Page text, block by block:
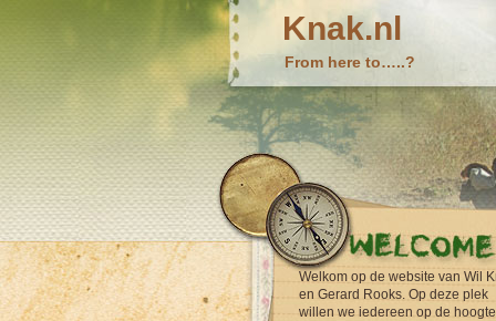
Knak.nl
From here to…..?
Welkom op de website van Wil
en Gerard Rooks. Op deze plek
willen we iedereen op de hoogte